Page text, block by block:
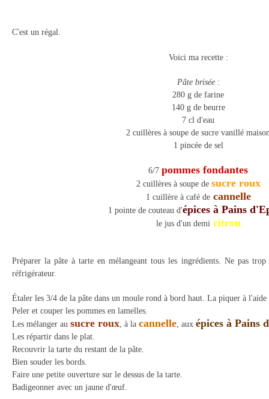
C'est un régal.
Voici ma recette :
Pâte brisée:
280 g de farine
140 g de beurre
7 cl d'eau
2 cuillères à soupe de sucre vanillé
1 pincée de sel
6/7 pommes fondantes
2 cuillères à soupe de sucre roux
1 cuillère à café decannelle
1 pointe de couteau d'épices à Pains
le jus d'un demicitron
Préparer la pâte à tarte en mélangeant tous les ingrédients. Ne pas
réfrigérateur.
Étaler les 3/4 de la pâte dans un moule rond à bord haut. La piquer à
Peler et couper les pommes en lamelles.
Les mélanger au sucre roux, à la cannelle, aux épices à Pains
Les répartir dans le plat.
Recouvrir la tarte du restant de la pâte.
Bien souder les bords.
Faire une petite ouverture sur le dessus de la tarte.
Badigeonner avec un jaune d'œuf.